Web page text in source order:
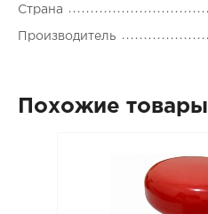
Страна
Производитель
Похожие товары